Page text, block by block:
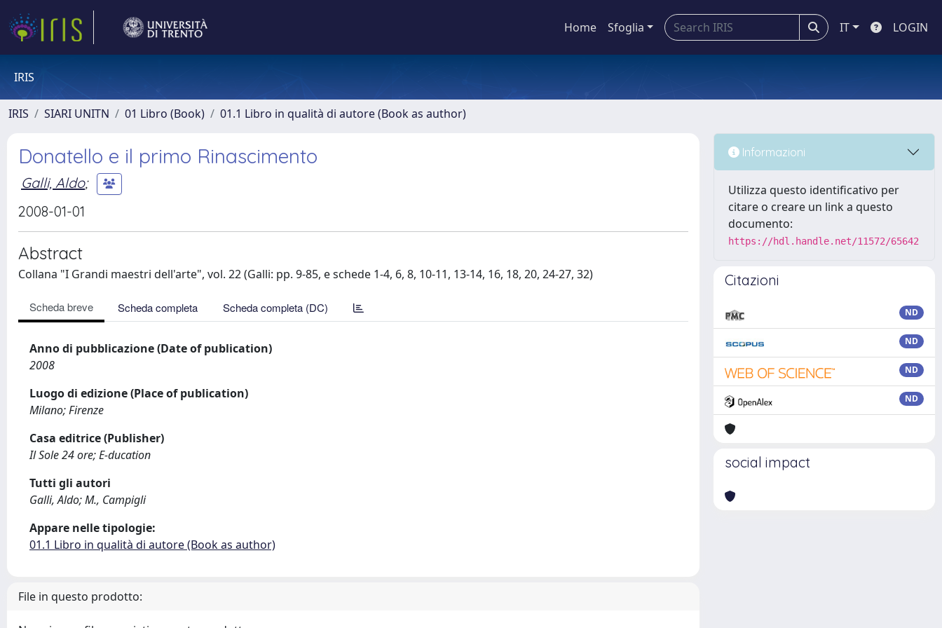
Home Sfoglia IT LOGIN
IRIS
IRIS SIARI UNITN 01 Libro (Book) 01.1 Libro in qualità di autore (Book as author)
Donatello e il primo Rinascimento
Galli, Aldo;
2008-01-01
Abstract
Collana "I Grandi maestri dell'arte", vol. 22 (Galli: pp. 9-85, e schede 1-4, 6, 8, 10-11, 13-14, 16, 18, 20, 24-27, 32)
Scheda breve Scheda completa Scheda completa (DC)
Anno di pubblicazione (Date of publication)
2008
Luogo di edizione (Place of publication)
Milano; Firenze
Casa editrice (Publisher)
Il Sole 24 ore; E-ducation
Tutti gli autori
Galli, Aldo; M., Campigli
Appare nelle tipologie:
01.1 Libro in qualità di autore (Book as author)
File in questo prodotto:
Informazioni
Utilizza questo identificativo per
citare o creare un link a questo
documento:
https://hdl.handle.net/11572/65642
Citazioni
ND
ND
ND
ND
social impact